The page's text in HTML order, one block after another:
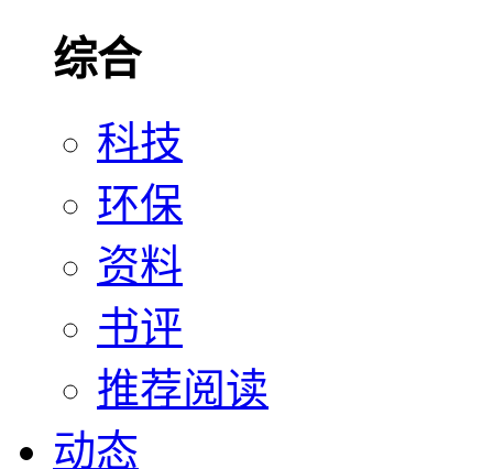
综合
科技
环保
资料
书评
推荐阅读
动态